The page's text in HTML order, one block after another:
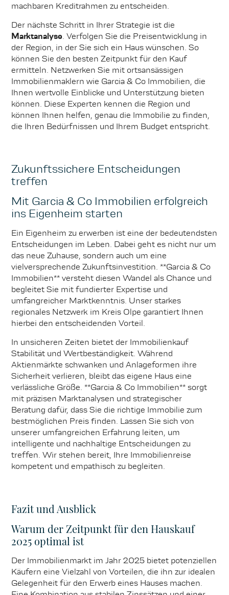
machbaren Kreditrahmen zu entscheiden.
Der nächste Schritt in Ihrer Strategie ist die
Marktanalyse. Verfolgen Sie die Preisentwicklung in
der Region, in der Sie sich ein Haus wünschen. So
können Sie den besten Zeitpunkt für den Kauf
ermitteln. Netzwerken Sie mit ortsansässigen
Immobilienmaklern wie Garcia & Co Immobilien, die
Ihnen wertvolle Einblicke und Unterstützung bieten
können. Diese Experten kennen die Region und
können Ihnen helfen, genau die Immobilie zu finden,
die Ihren Bedürfnissen und Ihrem Budget entspricht.
Zukunftssichere Entscheidungen
treffen
Mit Garcia & Co Immobilien erfolgreich
ins Eigenheim starten
Ein Eigenheim zu erwerben ist eine der bedeutendsten
Entscheidungen im Leben. Dabei geht es nicht nur um
das neue Zuhause, sondern auch um eine
vielversprechende Zukunftsinvestition. **Garcia & Co
Immobilien** versteht diesen Wandel als Chance und
begleitet Sie mit fundierter Expertise und
umfangreicher Marktkenntnis. Unser starkes
regionales Netzwerk im Kreis Olpe garantiert Ihnen
hierbei den entscheidenden Vorteil.
In unsicheren Zeiten bietet der Immobilienkauf
Stabilität und Wertbeständigkeit. Während
Aktienmärkte schwanken und Anlageformen ihre
Sicherheit verlieren, bleibt das eigene Haus eine
verlässliche Größe. **Garcia & Co Immobilien** sorgt
mit präzisen Marktanalysen und strategischer
Beratung dafür, dass Sie die richtige Immobilie zum
bestmöglichen Preis finden. Lassen Sie sich von
unserer umfangreichen Erfahrung leiten, um
intelligente und nachhaltige Entscheidungen zu
treffen. Wir stehen bereit, Ihre Immobilienreise
kompetent und empathisch zu begleiten.
Fazit und Ausblick
Warum der Zeitpunkt für den Hauskauf
2025 optimal ist
Der Immobilienmarkt im Jahr 2025 bietet potenziellen
Käufern eine Vielzahl von Vorteilen, die ihn zur idealen
Gelegenheit für den Erwerb eines Hauses machen.